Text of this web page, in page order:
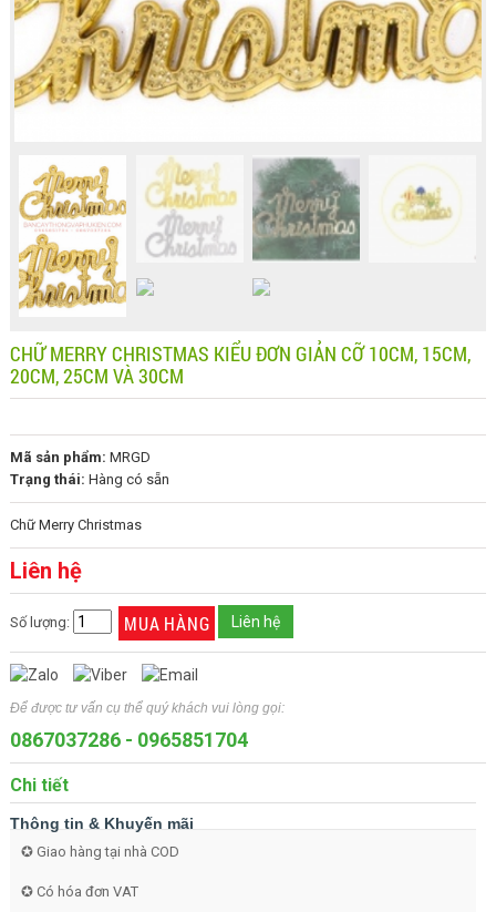
CHỮ MERRY CHRISTMAS KIỂU ĐƠN GIẢN CỠ 10CM, 15CM,
20CM, 25CM VÀ 30CM
Mã sản phẩm: MRGD
Trạng thái: Hàng có sẵn
Chữ Merry Christmas
Liên hệ
Số lượng: Liên hệ
Để được tư vấn cụ thể quý khách vui lòng gọi:
0867037286- 0965851704
Chi tiết
Thông tin & Khuyến mãi
✪Giao hàng tại nhà COD
✪Có hóa đơn VAT